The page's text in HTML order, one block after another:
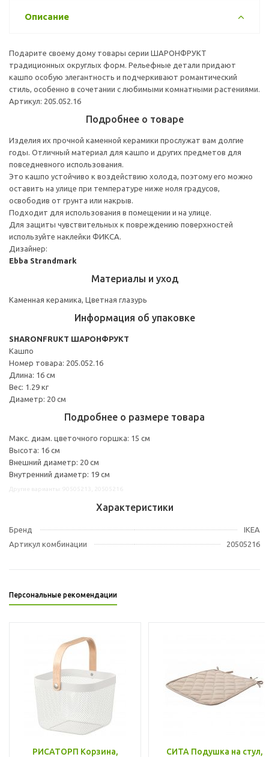
Описание
Подарите своему дому товары серии ШАРОНФРУКТ
традиционных округлых форм. Рельефные детали придают
кашпо особую элегантность и подчеркивают романтический
стиль, особенно в сочетании с любимыми комнатными растениями.
Артикул: 205.052.16
Подробнее о товаре
Изделия их прочной каменной керамики прослужат вам долгие
годы. Отличный материал для кашпо и других предметов для
повседневного использования.
Это кашпо устойчиво к воздействию холода, поэтому его можно
оставить на улице при температуре ниже ноля градусов,
освободив от грунта или накрыв.
Подходит для использования в помещении и на улице.
Для защиты чувствительных к повреждению поверхностей
используйте наклейки ФИКСА.
Дизайнер:
Ebba Strandmark
Материалы и уход
Каменная керамика, Цветная глазурь
Информация об упаковке
SHARONFRUKT ШАРОНФРУКТ
Кашпо
Номер товара: 205.052.16
Длина: 16 см
Вес: 1.29 кг
Диаметр: 20 см
Подробнее о размере товара
Макс. диам. цветочного горшка: 15 см
Высота: 16 см
Внешний диаметр: 20 см
Внутренний диаметр: 19 см
Характеристики
Бренд
IKEA
Артикул комбинации
20505216
Персональные рекомендации
РИСАТОРП Корзина,
СИТА Подушка на стул,